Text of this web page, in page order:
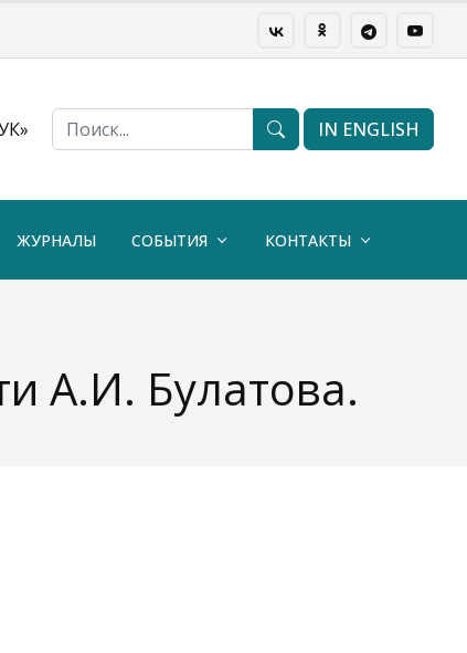
IN ENGLISH
ЖУРНАЛЫ СОБЫТИЯ КОНТАКТЫ
А.И. Булатова.